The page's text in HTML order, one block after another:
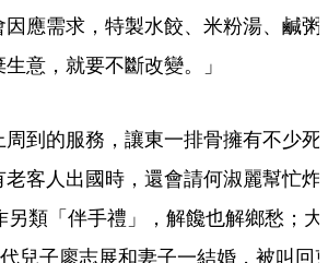
因應需求，特製水餃、米粉湯、鹹粥
生意，就要不斷改變。」
到的服務，讓東一排骨擁有不少死
客人出國時，還會請何淑麗幫忙炸
類「伴手禮」，解饞也解鄉愁；大
兒子廖志展和妻子一結婚，被叫回